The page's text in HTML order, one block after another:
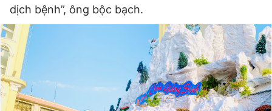
dịch bệnh”, ông bộc bạch.